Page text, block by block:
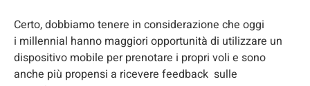
Certo, dobbiamo tenere in considerazione che oggi
i millennial hanno maggiori opportunità di utilizzare un
dispositivo mobile per prenotare i propri voli e sono
anche più propensi a ricevere feedback sulle